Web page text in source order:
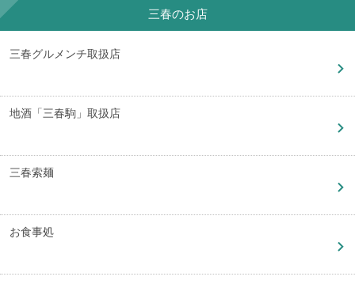
三春のお店
三春グルメンチ取扱店
地酒「三春駒」取扱店
三春索麺
お食事処